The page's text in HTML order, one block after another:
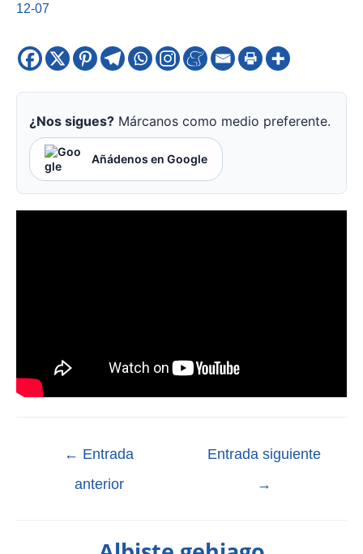
12-07
¿Nos sigues? Márcanos como medio preferente.
Añádenos en Google
← Entrada
anterior
Entrada siguiente
→